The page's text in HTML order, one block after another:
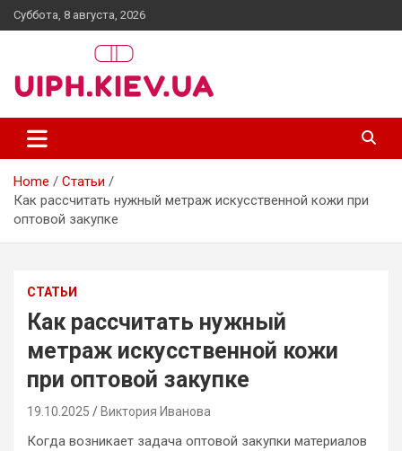
Skip
to
Суббота, 8 августа, 2026
uiph.kiev.ua
Home
Статьи
Как рассчитать нужный метраж искусственной кожи при
оптовой закупке
СТАТЬИ
Как рассчитать нужный
метраж искусственной кожи
при оптовой закупке
19.10.2025 Виктория Иванова
Когда возникает задача оптовой закупки материалов